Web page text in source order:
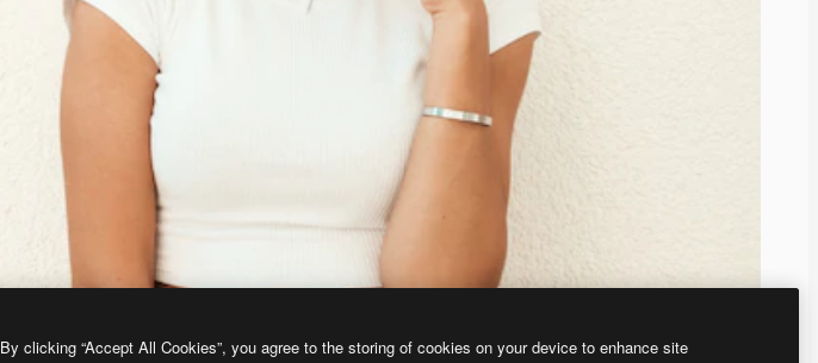
By clicking “Accept All Cookies”, you agree to the storing of cookies on your device to enhance site